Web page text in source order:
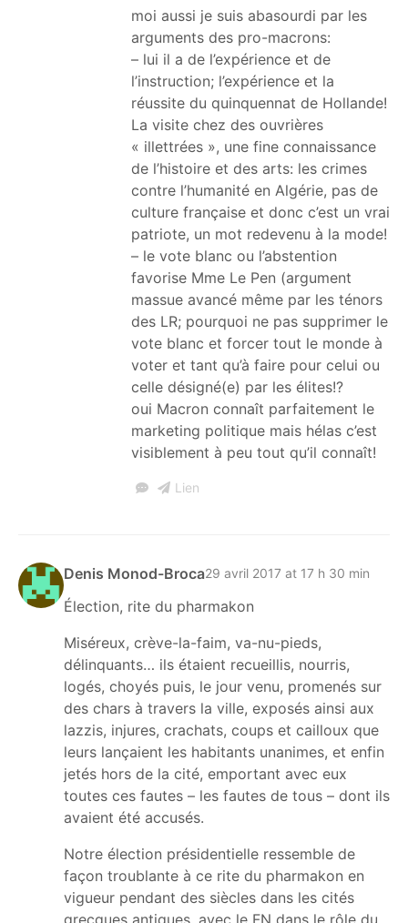
moi aussi je suis abasourdi par les
arguments des pro-macrons:
– lui il a de l’expérience et de
l’instruction; l’expérience et la
réussite du quinquennat de Hollande!
La visite chez des ouvrières
« illettrées », une fine connaissance
de l’histoire et des arts: les crimes
contre l’humanité en Algérie, pas de
culture française et donc c’est un vrai
patriote, un mot redevenu à la mode!
– le vote blanc ou l’abstention
favorise Mme Le Pen (argument
massue avancé même par les ténors
des LR; pourquoi ne pas supprimer le
vote blanc et forcer tout le monde à
voter et tant qu’à faire pour celui ou
celle désigné(e) par les élites!?
oui Macron connaît parfaitement le
marketing politique mais hélas c’est
visiblement à peu tout qu’il connaît!
Lien
Denis Monod-Broca29 avril 2017 at 17 h 30 min
Élection, rite du pharmakon
Miséreux, crève-la-faim, va-nu-pieds,
délinquants… ils étaient recueillis, nourris,
logés, choyés puis, le jour venu, promenés sur
des chars à travers la ville, exposés ainsi aux
lazzis, injures, crachats, coups et cailloux que
leurs lançaient les habitants unanimes, et enfin
jetés hors de la cité, emportant avec eux
toutes ces fautes – les fautes de tous – dont ils
avaient été accusés.
Notre élection présidentielle ressemble de
façon troublante à ce rite du pharmakon en
vigueur pendant des siècles dans les cités
grecques antiques, avec le FN dans le rôle du